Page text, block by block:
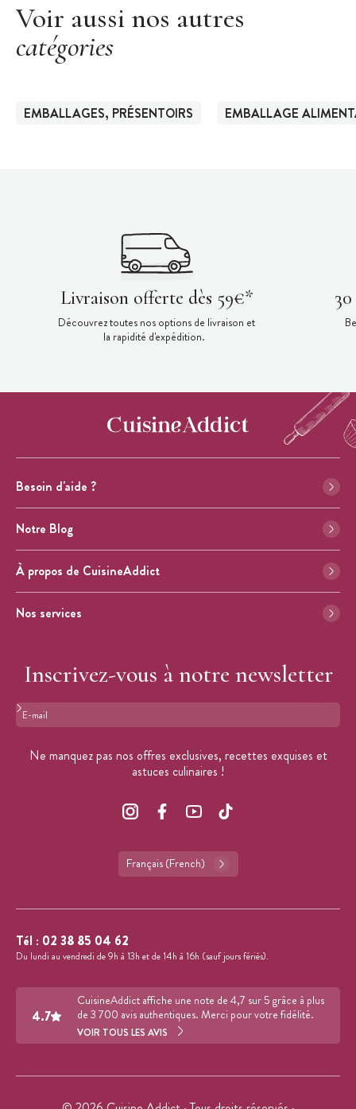
Voir aussi nos autres
catégories
EMBALLAGES, PRÉSENTOIRS EMBALLAGE
Livraison offerte dès 59€*
Découvrez toutes nos options de livraison et
la rapidité d'expédition.
Besoin d'aide ?
Notre Blog
À propos de CuisineAddict
Nos services
Inscrivez-vous à notre newsletter
Format : adresse@email.com
Ne manquez pas nos offres exclusives, recettes exquises et
astuces culinaires !
Français (French)
Tél : 02 38 85 04 62
Du lundi au vendredi de 9h à 13h et de 14h à 16h (sauf jours fériés).
4.7
CuisineAddict affiche une note de 4,7 sur 5 grâce à plus
de 3 700 avis authentiques. Merci pour votre fidélité.
VOIR TOUS LES AVIS